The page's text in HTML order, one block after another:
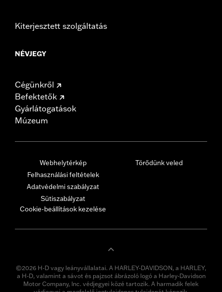
Kiterjesztett szolgáltatás
NÉVJEGY
Cégünkről
Befektetők
Gyárlátogatások
Múzeum
Webhelytérkép
Felhasználási feltételek
Adatvédelmi szabályzat
Sütiszabályzat
Cookie-beállítások kezelése
Törődünk veled
©2026 H-D vagy leányvállalatai. A HARLEY-DAVIDSON, a HARLEY,
a H-D, valamint a sávot és pajzsot ábrázoló logó a Harley-Davidson
Motor Company, Inc. védjegyei közé tartozik. A harmadik felek